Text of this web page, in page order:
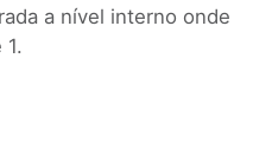
a nível interno onde
1.